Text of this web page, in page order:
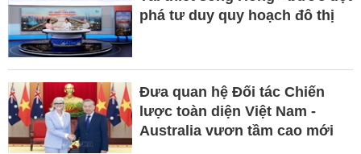
phá tư duy quy hoạch đô thị
Đưa quan hệ Đối tác Chiến
lược toàn diện Việt Nam -
Australia vươn tầm cao mới